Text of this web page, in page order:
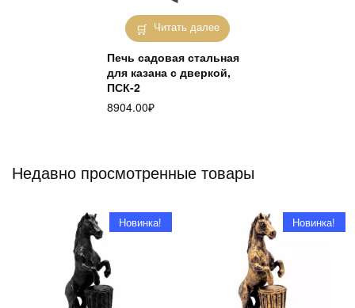
Читать далее
Печь садовая стальная
для казана с дверкой,
ПСК-2
8904.00₽
Недавно просмотренные товары
Новинка! Новинка!